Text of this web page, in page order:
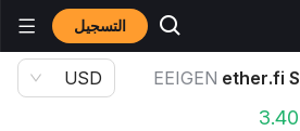
التسجيل
EEIGEN
USD